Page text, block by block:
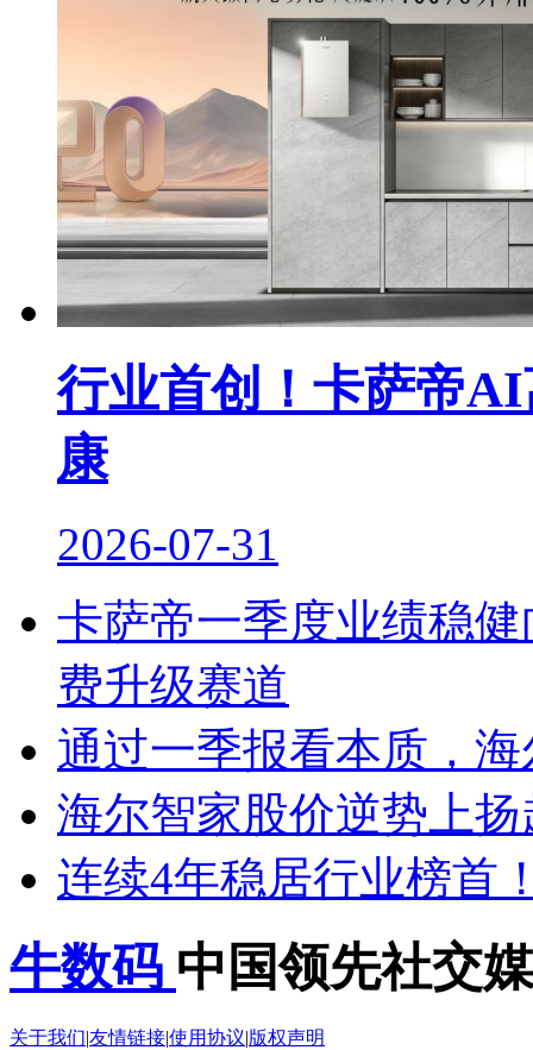
行业首创！卡萨帝
康
2026-07-31
卡萨帝一季度业绩稳
费升级赛道
通过一季报看本质，
海尔智家股价逆势上
连续4年稳居行业榜首
牛数码 中国领先社交
关于我们|友情链接|使用协议|版权声明